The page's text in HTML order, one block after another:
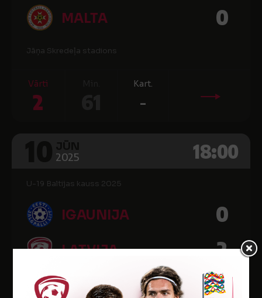
MALTA 0
Jāņa Skredeļa stadions
Vārti
2
Kart.
-
2025 18:00
U-19 Baltijas kauss 2025
IGAUNIJA 0
LATVIJA 2
Tamme